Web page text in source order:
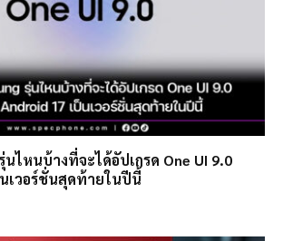
นไหนบ้างที่จะได้อัปเกรด One UI 9.0
เวอร์ชั่นสุดท้ายในปีนี้